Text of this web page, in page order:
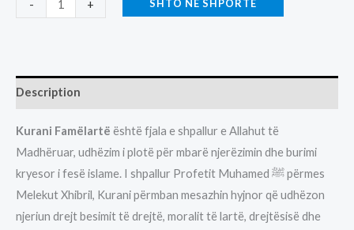
-
quantity
+ SHTO NË SHPORTË
Description
Kurani Famëlartë është fjala e shpallur e Allahut të
Madhëruar, udhëzim i plotë për mbarë njerëzimin dhe burimi
kryesor i fesë islame. I shpallur Profetit Muhamed ﷺ përmes
Melekut Xhibril, Kurani përmban mesazhin hyjnor që udhëzon
njeriun drejt besimit të drejtë, moralit të lartë, drejtësisë dhe